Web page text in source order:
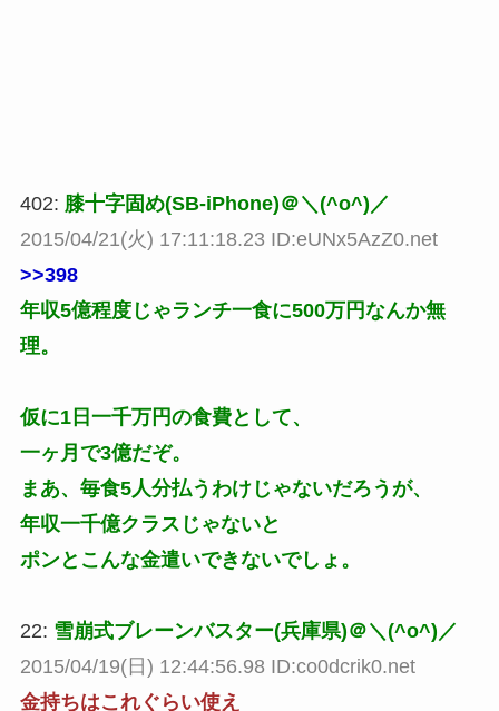
402: 膝十字固め(SB-iPhone)＠＼(^o^)／
2015/04/21(火) 17:11:18.23 ID:eUNx5AzZ0.net
>>398
年収5億程度じゃランチ一食に500万円なんか無
理。
仮に1日一千万円の食費として、
一ヶ月で3億だぞ。
まあ、毎食5人分払うわけじゃないだろうが、
年収一千億クラスじゃないと
ポンとこんな金遣いできないでしょ。
22: 雪崩式ブレーンバスター(兵庫県)＠＼(^o^)／
2015/04/19(日) 12:44:56.98 ID:co0dcrik0.net
金持ちはこれぐらい使え